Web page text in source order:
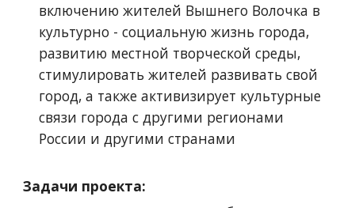
включению жителей Вышнего Волочка в
культурно - социальную жизнь города,
развитию местной творческой среды,
стимулировать жителей развивать свой
город, а также активизирует культурные
связи города с другими регионами
России и другими странами
Задачи проекта: